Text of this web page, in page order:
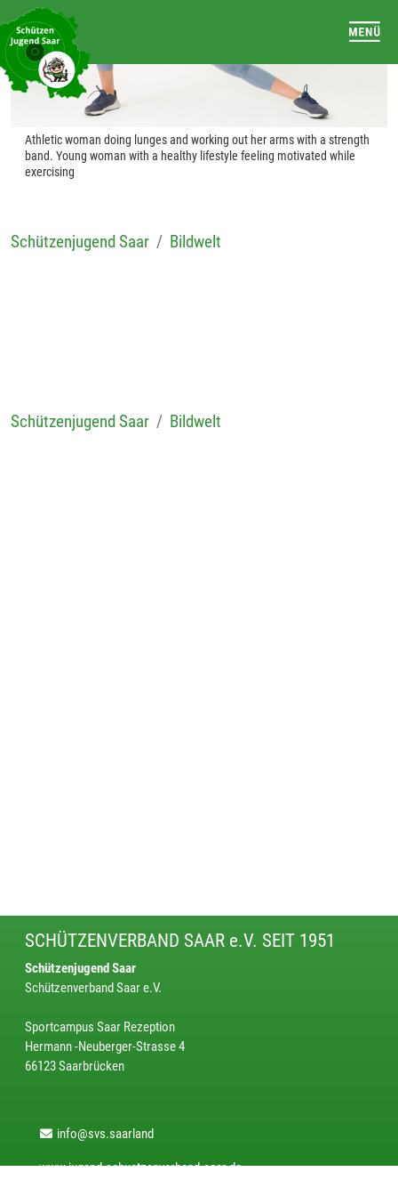
Athletic woman doing lunges and working out her arms with a strength
band. Young woman with a healthy lifestyle feeling motivated while
exercising
Schützenjugend Saar Bildwelt
Schützenjugend Saar Bildwelt
SCHÜTZENVERBAND SAAR e.V. SEIT 1951
Schützenjugend Saar
Schützenverband Saar e.V.
Sportcampus Saar Rezeption
Hermann -Neuberger-Strasse 4
66123 Saarbrücken
info@svs.saarland
www.jugend.schuetzenverband-saar.de